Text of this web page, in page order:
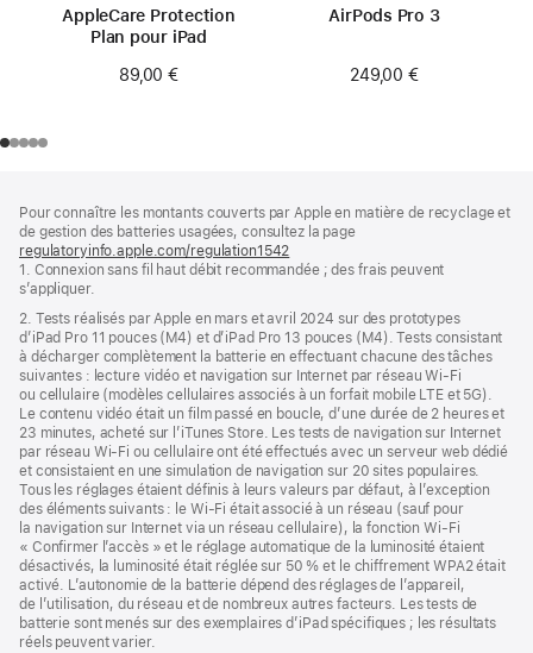
AppleCare Protection
Plan pour iPad
89,00 €
AirPods Pro 3
249,00 €
de
page
de
bas
de
page
Pour connaître les montants couverts par Apple en matière de recyclage et
de gestion des batteries usagées, consultez la page
regulatoryinfo.apple.com/regulation1542
dans
fenêtre)
1. Connexion sans fil haut débit recommandée ; des frais peuvent
s’appliquer.
2. Tests réalisés par Apple en mars et avril 2024 sur des prototypes
d’iPad Pro 11 pouces (M4) et d’iPad Pro 13 pouces (M4). Tests consistant
à décharger complètement la batterie en effectuant chacune des tâches
suivantes : lecture vidéo et navigation sur Internet par réseau Wi-Fi
ou cellulaire (modèles cellulaires associés à un forfait mobile LTE et 5G).
Le contenu vidéo était un film passé en boucle, d’une durée de 2 heures et
23 minutes, acheté sur l’iTunes Store. Les tests de navigation sur Internet
par réseau Wi‑Fi ou cellulaire ont été effectués avec un serveur web dédié
et consistaient en une simulation de navigation sur 20 sites populaires.
Tous les réglages étaient définis à leurs valeurs par défaut, à l’exception
des éléments suivants : le Wi‑Fi était associé à un réseau (sauf pour
la navigation sur Internet via un réseau cellulaire), la fonction Wi‑Fi
« Confirmer l’accès » et le réglage automatique de la luminosité étaient
désactivés, la luminosité était réglée sur 50 % et le chiffrement WPA2 était
activé. L’autonomie de la batterie dépend des réglages de l’appareil,
de l’utilisation, du réseau et de nombreux autres facteurs. Les tests de
batterie sont menés sur des exemplaires d’iPad spécifiques ; les résultats
réels peuvent varier.